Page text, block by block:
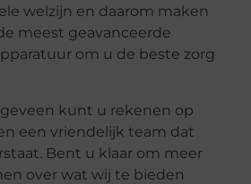
welzijn en daarom maken
meest geavanceerde
om u de beste zorg
kunt u rekenen op
een vriendelijk team dat
Bent u klaar om meer
over wat wij te bieden